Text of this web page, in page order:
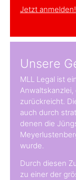
Jetzt anmelden!
Unsere
MLL Legal ist
zurückreicht.
auch durch
denen die
wurde.
Durch diesen
zu einer der